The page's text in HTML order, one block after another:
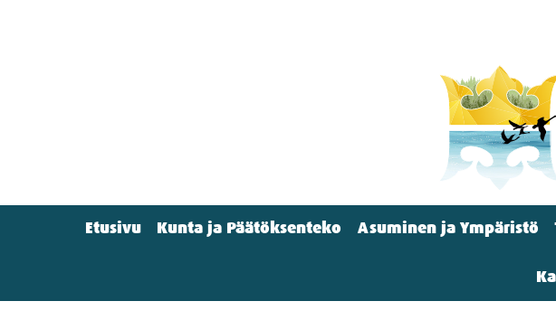
(Navigation)
Etusivu Kunta ja Päätöksenteko Asuminen ja Ympäristö